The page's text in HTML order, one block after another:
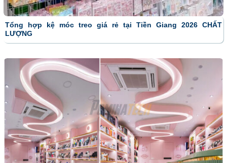
Tổng hợp kệ móc treo giá rẻ tại Tiền Giang 2026 CHẤT
LƯỢNG